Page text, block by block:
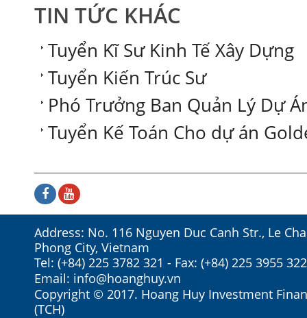
TIN TỨC KHÁC
Tuyển Kĩ Sư Kinh Tế Xây Dựng
Tuyển Kiến Trúc Sư
Phó Trưởng Ban Quản Lý Dự
Tuyển Kế Toán Cho dự án
Address: No. 116 Nguyen Duc Canh Str., Le
Phong City, Vietnam
Tel: (+84) 225 3782 321 - Fax: (+84) 225 3955
Email: info@hoanghuy.vn
Copyright © 2017. Hoang Huy Investment
(TCH)